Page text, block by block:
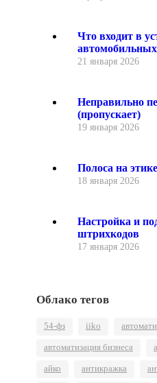
Что входит в
21 января 2026
Неправильно
(пропускает)
19 января 2026
Полоса на
18 января 2026
Настройка и
штрихкодов
17 января 2026
Облако тегов
54-фз iiko
автоматизация бизнеса
айко антикражка